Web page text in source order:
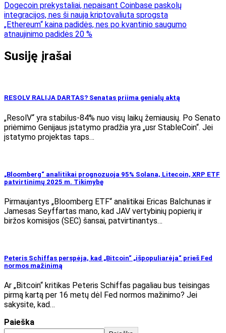
Dogecoin prekystaliai, nepaisant Coinbase paskolų
integracijos, nes ši nauja kriptovaliuta sprogsta
„Ethereum“ kaina padidės, nes po kvantinio saugumo
atnaujinimo padidės 20 %
Susiję įrašai
RESOLV RALIJA DARTAS? Senatas priima genialų aktą
„ResolV“ yra stabilus-84% nuo visų laikų žemiausių. Po Senato
priėmimo Genijaus įstatymo pradžia yra „usr StableCoin“. Jei
įstatymo projektas taps…
„Bloomberg“ analitikai prognozuoja 95% Solana, Litecoin, XRP ETF
patvirtinimų 2025 m. Tikimybę
Pirmaujantys „Bloomberg ETF“ analitikai Ericas Balchunas ir
Jamesas Seyffartas mano, kad JAV vertybinių popierių ir
biržos komisijos (SEC) šansai, patvirtinantys…
Peteris Schiffas perspėja, kad „Bitcoin“ „išpopuliarėja“ prieš Fed
normos mažinimą
Ar „Bitcoin“ kritikas Peteris Schiffas pagaliau bus teisingas
pirmą kartą per 16 metų dėl Fed normos mažinimo? Jei
sakysite, kad…
Paieška